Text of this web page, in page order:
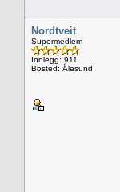
Nordtveit
Supermedlem
Innlegg: 911
Bosted: Ålesund